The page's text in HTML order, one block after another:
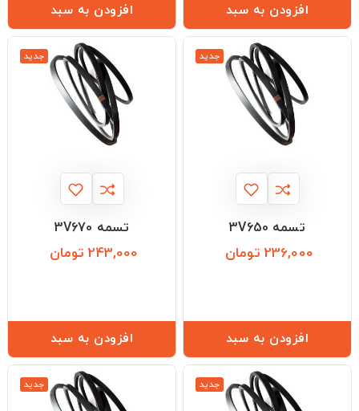
افزودن به سبد افزودن به سبد
جدید
تسمه 3V650
236,000 تومان
افزودن به سبد
جدید
تسمه 3V670
243,000 تومان
افزودن به سبد
جدید جدید